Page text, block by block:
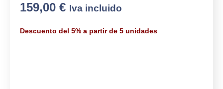
159,00 € Iva incluido
Descuento del 5% a partir de 5 unidades